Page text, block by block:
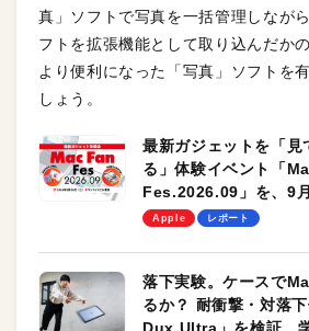
真」ソフトで写真を一括管理しなが
フトを拡張機能として取り込んだか
より便利になった「写真」ソフトを
しょう。
最新ガジェットを「見
る」体験イベント「
Fes.2026.09」を、9
します！
Apple レポート
落下実験。ケースで
るか？ 耐衝撃・対落